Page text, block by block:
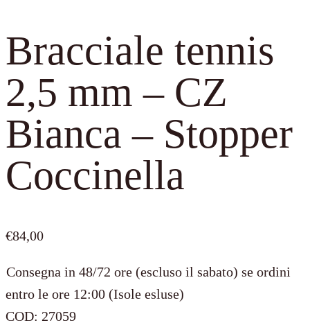
Bracciale tennis
2,5 mm – CZ
Bianca – Stopper
Coccinella
€84,00
Consegna in 48/72 ore (escluso il sabato) se ordini
entro le ore 12:00 (Isole esluse)
COD: 27059